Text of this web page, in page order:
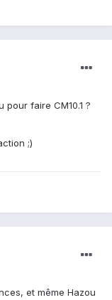
faire CM10.1 ?
;)
et même Hazou